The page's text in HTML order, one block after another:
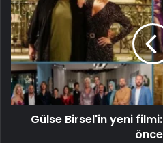
Gülse Birsel'in yeni